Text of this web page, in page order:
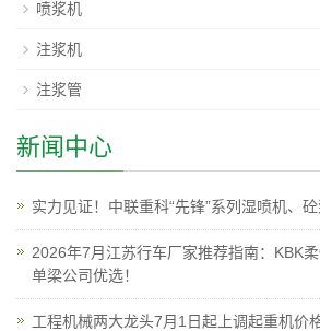
喷浆机
注浆机
注浆管
新闻中心
实力见证！中联重科“先锋”系列湿喷机、
2026年7月江苏行车厂家推荐指南：KBK
单梁公司优选！
工程机械两大龙头7月1日起上调起重机价